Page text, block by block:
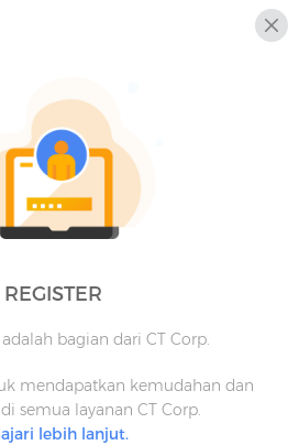
REGISTER
bagian dari CT Corp.
mendapatkan kemudahan dan
semua layanan CT Corp.
lebih lanjut.